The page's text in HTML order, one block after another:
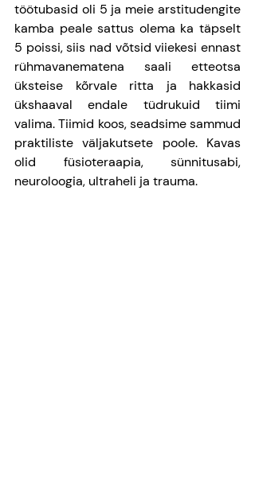
töötubasid oli 5 ja meie arstitudengite
kamba peale sattus olema ka täpselt
5 poissi, siis nad võtsid viiekesi ennast
rühmavanematena saali etteotsa
üksteise kõrvale ritta ja hakkasid
ükshaaval endale tüdrukuid tiimi
valima. Tiimid koos, seadsime sammud
praktiliste väljakutsete poole. Kavas
olid füsioteraapia, sünnitusabi,
neuroloogia, ultraheli ja trauma.